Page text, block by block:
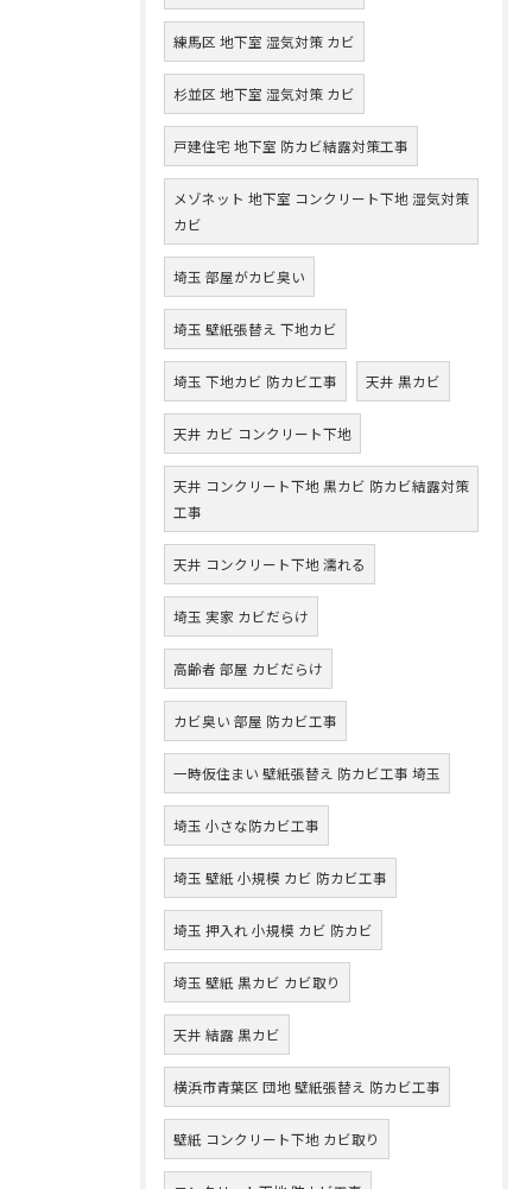
練馬区 地下室 湿気対策 カビ
杉並区 地下室 湿気対策 カビ
戸建住宅 地下室 防カビ結露対策工事
メゾネット 地下室 コンクリート下地 湿気対策
カビ
埼玉 部屋がカビ臭い
埼玉 壁紙張替え 下地カビ
埼玉 下地カビ 防カビ工事 天井 黒カビ
天井 カビ コンクリート下地
天井 コンクリート下地 黒カビ 防カビ結露対策
工事
天井 コンクリート下地 濡れる
埼玉 実家 カビだらけ
高齢者 部屋 カビだらけ
カビ臭い 部屋 防カビ工事
一時仮住まい 壁紙張替え 防カビ工事 埼玉
埼玉 小さな防カビ工事
埼玉 壁紙 小規模 カビ 防カビ工事
埼玉 押入れ 小規模 カビ 防カビ
埼玉 壁紙 黒カビ カビ取り
天井 結露 黒カビ
横浜市青葉区 団地 壁紙張替え 防カビ工事
壁紙 コンクリート下地 カビ取り